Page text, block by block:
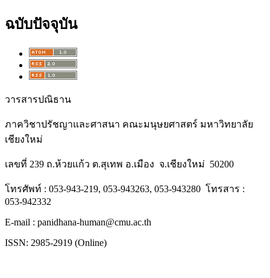
ฉบับปัจจุบัน
วารสารปณิธาน
ภาควิชาปรัชญาและศาสนา คณะมนุษยศาสตร์ มหาวิทยาลัย
เชียงใหม่
เลขที่ 239 ถ.ห้วยแก้ว ต.สุเทพ อ.เมือง จ.เชียงใหม่ 50200
โทรศัพท์ : 053-943-219, 053-943263, 053-943280 โทรสาร :
053-942332
E-mail : panidhana-human@cmu.ac.th
ISSN: 2985-2919 (Online)